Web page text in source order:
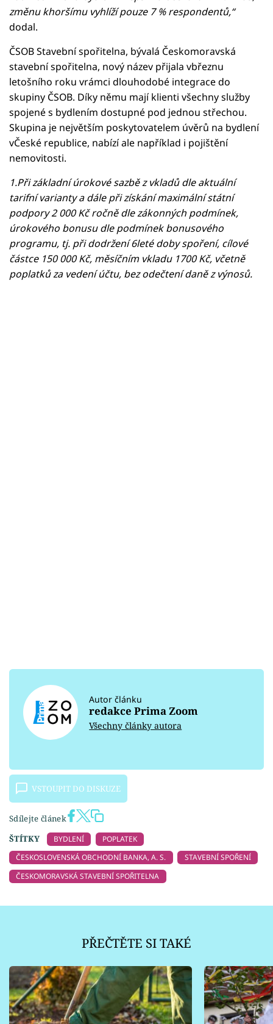
změnu khoršímu vyhlíží pouze 7 % respondentů,“
dodal.
ČSOB Stavební spořitelna, bývalá Českomoravská
stavební spořitelna, nový název přijala vbřeznu
letošního roku vrámci dlouhodobé integrace do
skupiny ČSOB. Díky němu mají klienti všechny služby
spojené s bydlením dostupné pod jednou střechou.
Skupina je největším poskytovatelem úvěrů na bydlení
vČeské republice, nabízí ale například i pojištění
nemovitosti.
1.Při základní úrokové sazbě z vkladů dle aktuální
tarifní varianty a dále při získání maximální státní
podpory 2 000 Kč ročně dle zákonných podmínek,
úrokového bonusu dle podmínek bonusového
programu, tj. při dodržení 6leté doby spoření, cílové
částce 150 000 Kč, měsíčním vkladu 1700 Kč, včetně
poplatků za vedení účtu, bez odečtení daně z výnosů.
Autor článku
redakce Prima Zoom
Všechny články autora
VSTOUPIT DO DISKUZE
Sdílejte článek
ŠTÍTKY
BYDLENÍ
POPLATEK
ČESKOSLOVENSKÁ OBCHODNÍ BANKA, A. S.
STAVEBNÍ SPOŘENÍ
ČESKOMORAVSKÁ STAVEBNÍ SPOŘITELNA
PŘEČTĚTE SI TAKÉ